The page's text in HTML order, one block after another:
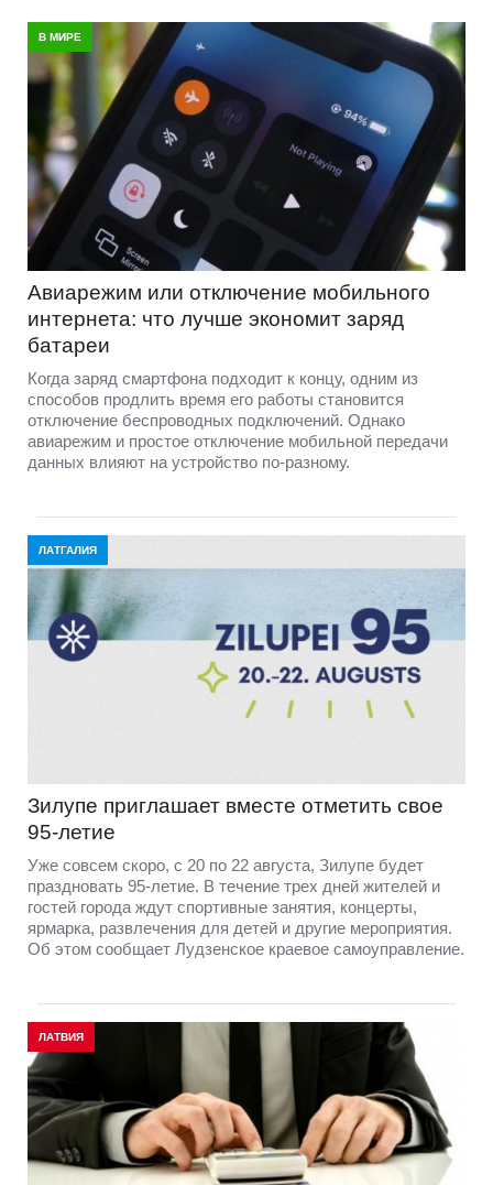
В МИРЕ
Авиарежим или отключение мобильного
интернета: что лучше экономит заряд
батареи
Когда заряд смартфона подходит к концу, одним из
способов продлить время его работы становится
отключение беспроводных подключений. Однако
авиарежим и простое отключение мобильной передачи
данных влияют на устройство по-разному.
ЛАТГАЛИЯ
Зилупе приглашает вместе отметить свое
95-летие
Уже совсем скоро, с 20 по 22 августа, Зилупе будет
праздновать 95-летие. В течение трех дней жителей и
гостей города ждут спортивные занятия, концерты,
ярмарка, развлечения для детей и другие мероприятия.
Об этом сообщает Лудзенское краевое самоуправление.
ЛАТВИЯ